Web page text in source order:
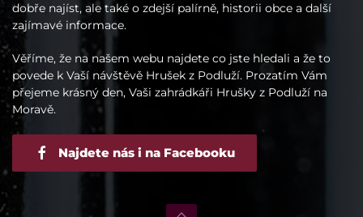
dobře najíst, ale také o zdejší palírně, historii obce a další
zajímavé informace.
Věříme, že na našem webu najdete co jste hledali a že to
povede k Vaší návštěvě Hrušek z Podluží. Prozatím Vám
přejeme krásný den, Vaši zahrádkáři Hrušky z Podluží na
Moravě.
Najdete nás i na Facebooku